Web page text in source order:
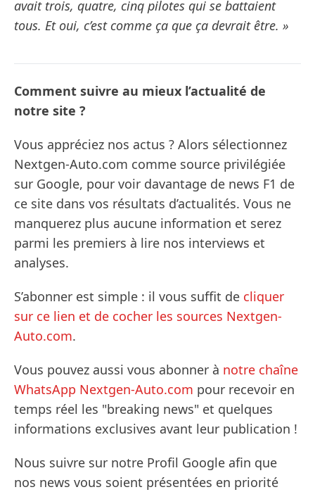
avait trois, quatre, cinq pilotes qui se battaient
tous. Et oui, c’est comme ça que ça devrait être. »
Comment suivre au mieux l’actualité de
notre site ?
Vous appréciez nos actus ? Alors sélectionnez
Nextgen-Auto.com comme source privilégiée
sur Google, pour voir davantage de news F1 de
ce site dans vos résultats d’actualités. Vous ne
manquerez plus aucune information et serez
parmi les premiers à lire nos interviews et
analyses.
S’abonner est simple : il vous suffit de cliquer
sur ce lien et de cocher les sources Nextgen-
Auto.com.
Vous pouvez aussi vous abonner à notre chaîne
WhatsApp Nextgen-Auto.com pour recevoir en
temps réel les "breaking news" et quelques
informations exclusives avant leur publication !
Nous suivre sur notre Profil Google afin que
nos news vous soient présentées en priorité